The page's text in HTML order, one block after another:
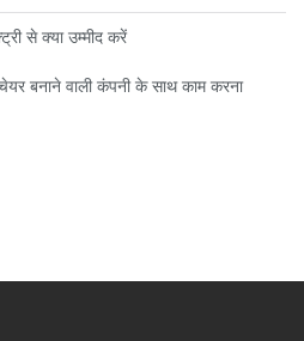
से क्या उम्मीद करें
बनाने वाली कंपनी के साथ काम करना